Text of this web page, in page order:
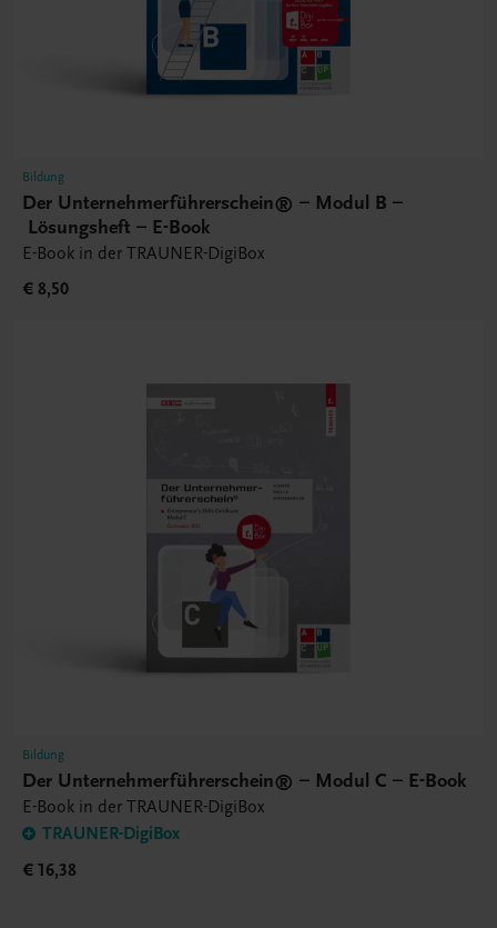
Bildung
Der Unternehmerführerschein® – Modul B –
Lösungsheft – E-Book
E-Book in der TRAUNER-DigiBox
€ 8,50
Bildung
Der Unternehmerführerschein® – Modul C – E-Book
E-Book in der TRAUNER-DigiBox
TRAUNER-DigiBox
€ 16,38